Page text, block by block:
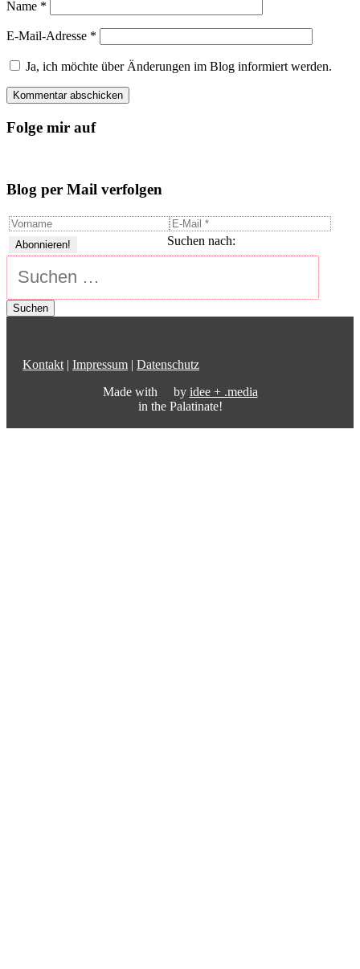
Name *
E-Mail-Adresse *
Ja, ich möchte über Änderungen im Blog informiert werden.
Folge mir auf
Blog per Mail verfolgen
Suchen nach:
Kontakt |Impressum |Datenschutz
Made with
by idee + .media
in the Palatinate!